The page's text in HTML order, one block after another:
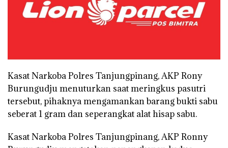
Kasat Narkoba Polres Tanjungpinang, AKP Rony
Burungudju menuturkan saat meringkus pasutri
tersebut, pihaknya mengamankan barang bukti sabu
seberat 1 gram dan seperangkat alat hisap sabu.
Kasat Narkoba Polres Tanjungpinang, AKP Ronny